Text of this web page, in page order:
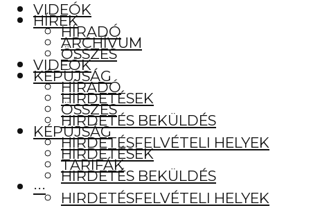
VIDEÓK
HÍRADÓ
ÖSSZES
KÉPÚJSÁG
HIRDETÉSEK
HIRDETÉS BEKÜLDÉS
HIRDETÉSFELVÉTELI HELYEK
TARIFÁK
···
HÍREK
ARCHÍVUM
VIDEÓK
HÍRADÓ
ÖSSZES
KÉPÚJSÁG
HIRDETÉSEK
HIRDETÉS BEKÜLDÉS
HIRDETÉSFELVÉTELI HELYEK